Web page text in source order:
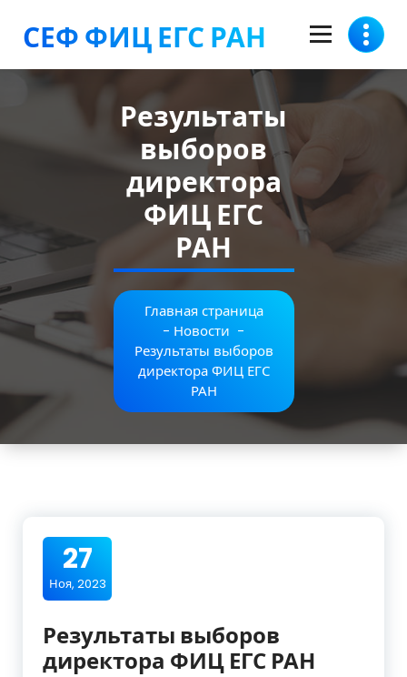
содержимому
СЕФ ФИЦ ЕГС РАН
Результаты
выборов
директора
ФИЦ ЕГС
РАН
Главная страница
- Новости -
Результаты выборов
директора ФИЦ ЕГС
РАН
27
Ноя, 2023
Результаты выборов
директора ФИЦ ЕГС РАН